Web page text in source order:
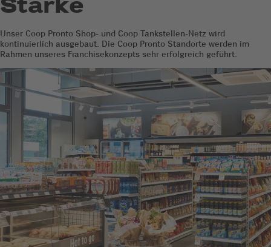
Unser Coop Pronto Shop- und Coop Tankstellen-Netz wird
kontinuierlich ausgebaut. Die Coop Pronto Standorte werden im
Rahmen unseres Franchisekonzepts sehr erfolgreich geführt.